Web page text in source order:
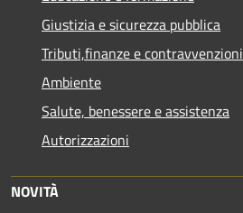
Giustizia e sicurezza pubblica
Tributi,finanze e contravvenzioni
Ambiente
Salute, benessere e assistenza
Autorizzazioni
NOVITÀ